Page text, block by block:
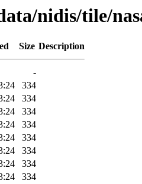
nidis/tile/
Size Description
-
334
334
334
334
334
334
334
334